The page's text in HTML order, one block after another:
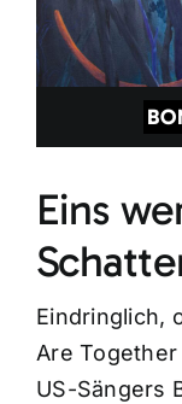
Eins
Eindringlich,
Are Together
US-Sängers